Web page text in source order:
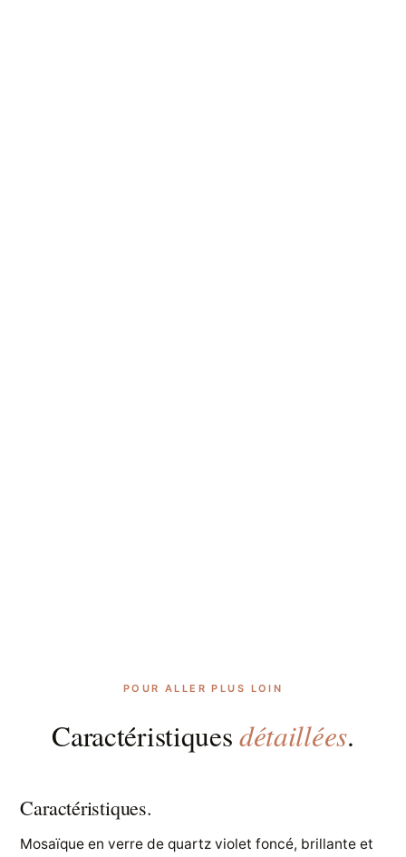
POUR ALLER PLUS LOIN
Caractéristiquesdétaillées.
Caractéristiques.
Mosaïque en verre de quartz violet foncé, brillante et